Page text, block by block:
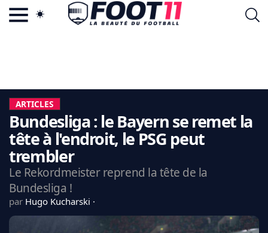
LA CHARTE
VIE PRIVÉE
CGU
CONTACTEZ-NOUS
MERCATO
CDM 2026
ARTICLES
Bundesliga : le Bayern se remet la
tête à l'endroit, le PSG peut
trembler
Le Rekordmeister reprend la tête de la
Bundesliga !
par Hugo Kucharski